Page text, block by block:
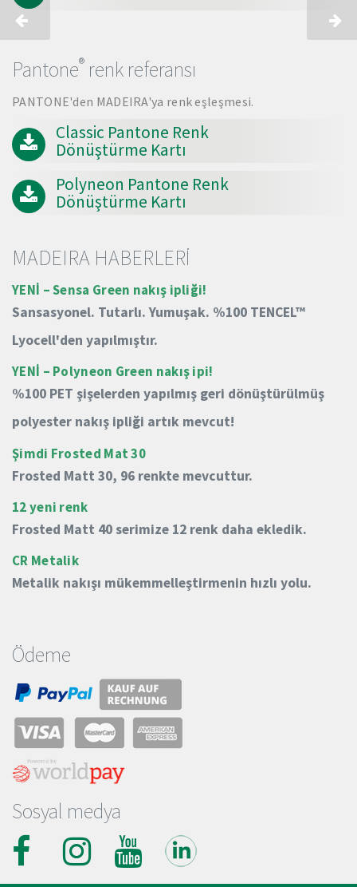
Ödeme
Sosyal medya
Pantone® renk referansı
PANTONE'den MADEIRA'ya renk eşleşmesi.
Classic Pantone Renk
Dönüştürme Kartı
Polyneon Pantone Renk
Dönüştürme Kartı
MADEIRA HABERLERİ
YENİ – Sensa Green nakış ipliği!
Sansasyonel. Tutarlı. Yumuşak. %100 TENCEL™
Lyocell'den yapılmıştır.
YENİ – Polyneon Green nakış ipi!
%100 PET şişelerden yapılmış geri dönüştürülmüş
polyester nakış ipliği artık mevcut!
Şimdi Frosted Mat 30
Frosted Matt 30, 96 renkte mevcuttur.
12 yeni renk
Frosted Matt 40 serimize 12 renk daha ekledik.
CR Metalik
Metalik nakışı mükemmelleştirmenin hızlı yolu.